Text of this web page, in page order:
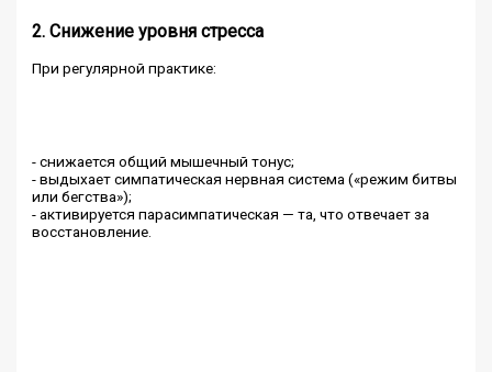
2. Снижение уровня стресса
При регулярной практике:
- снижается общий мышечный тонус;
- выдыхает симпатическая нервная система («режим битвы
или бегства»);
- активируется парасимпатическая — та, что отвечает за
восстановление.